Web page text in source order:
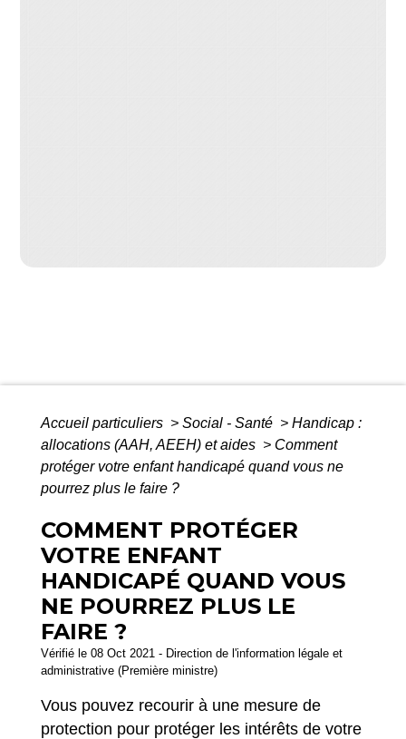
Accueil particuliers > Social - Santé > Handicap :
allocations (AAH, AEEH) et aides > Comment
protéger votre enfant handicapé quand vous ne
pourrez plus le faire ?
COMMENT PROTÉGER
VOTRE ENFANT
HANDICAPÉ QUAND VOUS
NE POURREZ PLUS LE
FAIRE ?
Vérifié le 08 Oct 2021 - Direction de l'information légale et
administrative (Première ministre)
Vous pouvez recourir à une mesure de
protection pour protéger les intérêts de votre